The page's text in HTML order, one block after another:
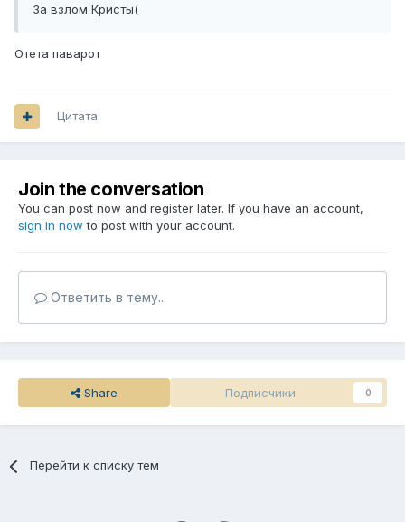
За взлом Кристы(
Отета паварот
Цитата
Join the conversation
You can post now and register later. If you have an account,
sign in now to post with your account.
Ответить в тему...
Share Подписчики 0
Перейти к списку тем